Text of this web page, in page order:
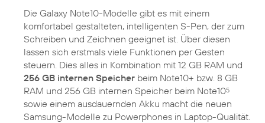
Die Galaxy Note10-Modelle gibt es mit einem
komfortabel gestalteten, intelligenten S-Pen, der zum
Schreiben und Zeichnen geeignet ist. Über diesen
lassen sich erstmals viele Funktionen per Gesten
steuern. Dies alles in Kombination mit 12 GB RAM und
256 GB internen Speicher beim Note10+ bzw. 8 GB
RAM und 256 GB internen Speicher beim Note105
sowie einem ausdauernden Akku macht die neuen
Samsung-Modelle zu Powerphones in Laptop-Qualität.